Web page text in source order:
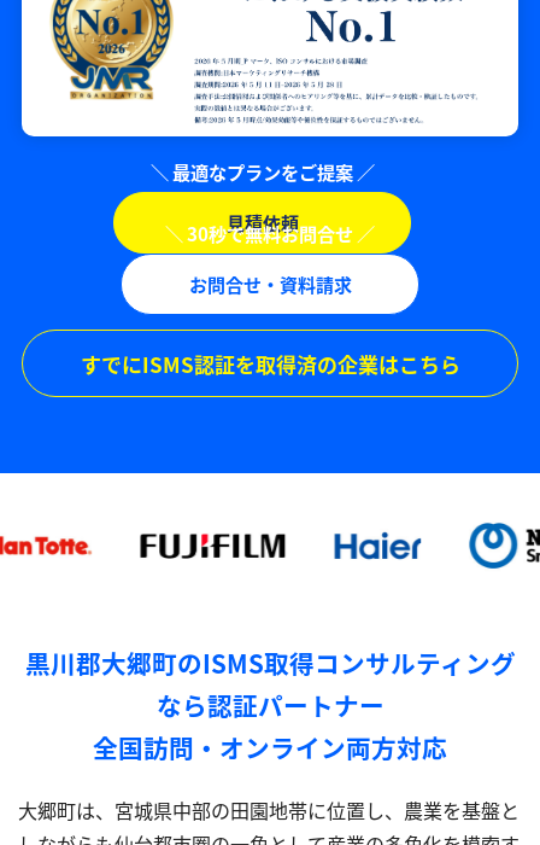
見積依頼
お問合せ・資料請求
すでにISMS認証を取得済の企業はこちら
黒川郡大郷町のISMS取得コンサルティング
なら認証パートナー
全国訪問・オンライン両方対応
大郷町は、宮城県中部の田園地帯に位置し、農業を基盤と